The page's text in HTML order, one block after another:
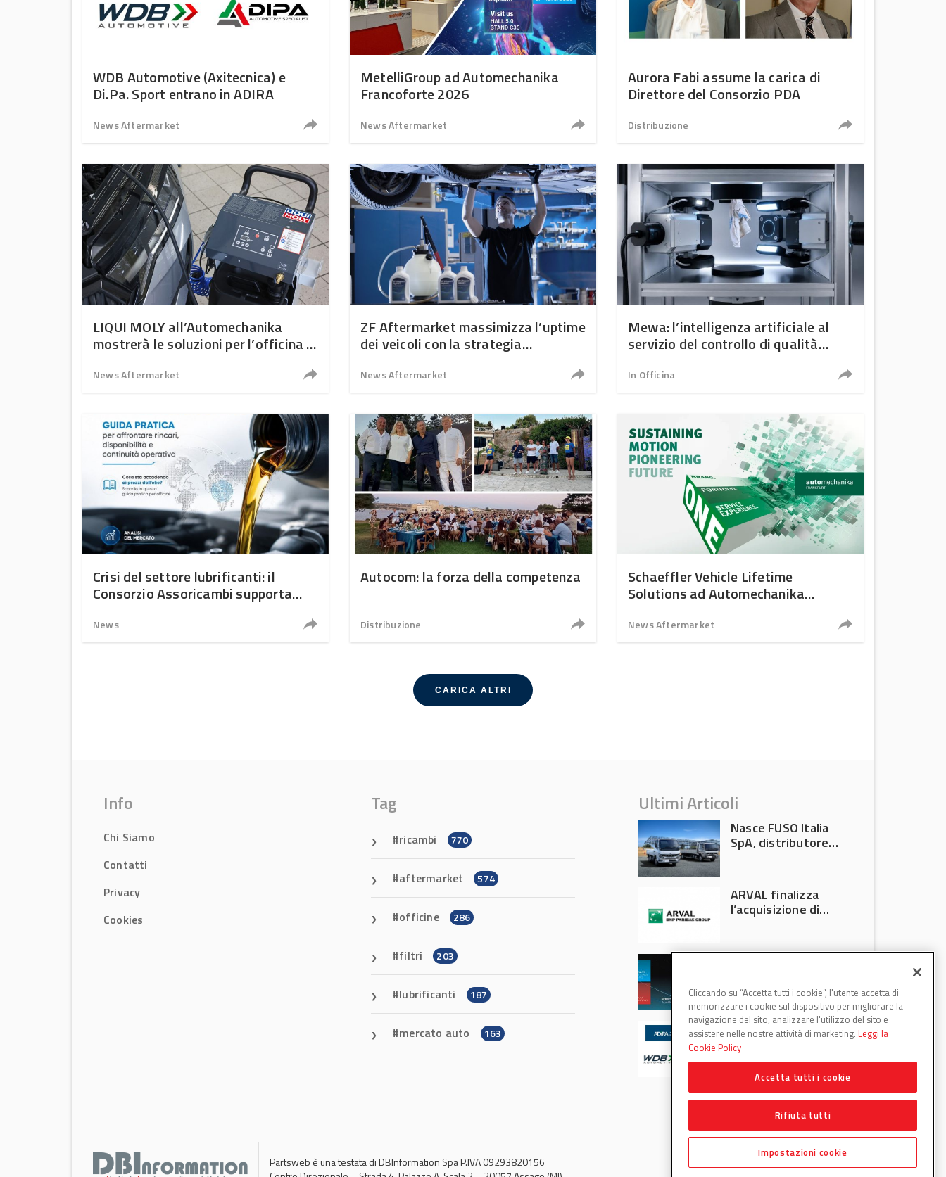
WDB Automotive (Axitecnica) e
Di.Pa. Sport entrano in ADIRA
News Aftermarket
MetelliGroup ad Automechanika
Francoforte 2026
News Aftermarket
Aurora Fabi assume la carica di
Direttore del Consorzio PDA
Distribuzione
LIQUI MOLY all’Automechanika
mostrerà le soluzioni per l’officina di
News Aftermarket
ZF Aftermarket massimizza l’uptime
dei veicoli con la strategia
News Aftermarket
Mewa: l’intelligenza artificiale al
servizio del controllo di qualità
In Officina
Crisi del settore lubrificanti: il
Consorzio Assoricambi supporta
News
Autocom: la forza della competenza
Distribuzione
Schaeffler Vehicle Lifetime
Solutions ad Automechanika
News Aftermarket
CARICA ALTRI
Info
Chi Siamo
Contatti
Privacy
Cookies
Tag
ricambi 770
aftermarket 574
officine 286
filtri 203
lubrificanti 187
mercato auto 163
Ultimi Articoli
Nasce FUSO Italia
SpA, distributore
ARVAL finalizza
l’acquisizione di
Francoforte 2026
WDB Automotive
(Axitecnica) e Di.Pa.
Sport entrano in
ADIRA
Partsweb è una testata di DBInformation Spa P.IVA 09293820156
Cliccando su “Accetta tutti i cookie”, l'utente accetta di
memorizzare i cookie sul dispositivo per migliorare la
navigazione del sito, analizzare l'utilizzo del sito e
assistere nelle nostre attività di marketing. Leggi la
Cookie Policy
Accetta tutti i cookie
Rifiuta tutti
Impostazioni cookie